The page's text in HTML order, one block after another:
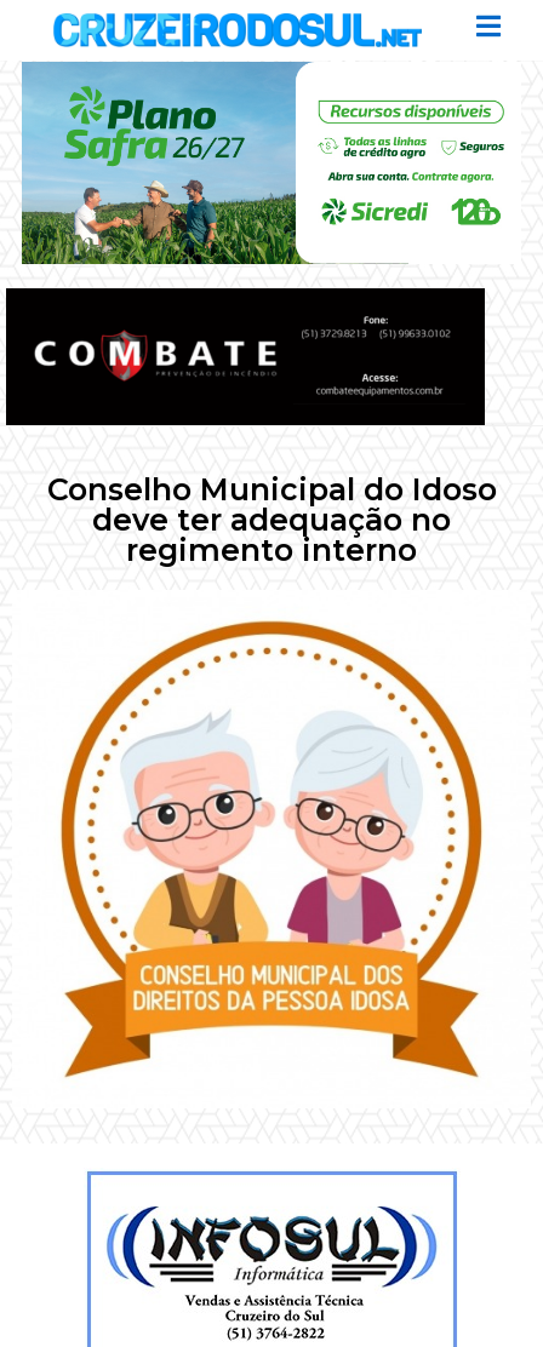
Conselho Municipal do Idoso
deve ter adequação no
regimento interno